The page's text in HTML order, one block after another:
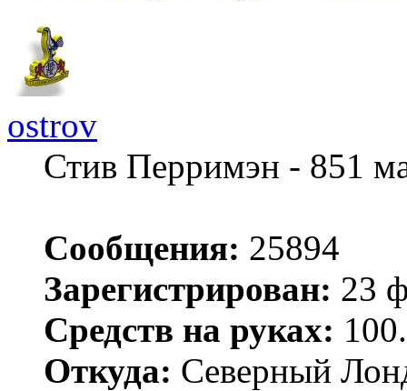
ostrov
Стив Перримэн - 851
Сообщения: 25894
Зарегистрирован: 23
Средств на руках:
Откуда: Северный